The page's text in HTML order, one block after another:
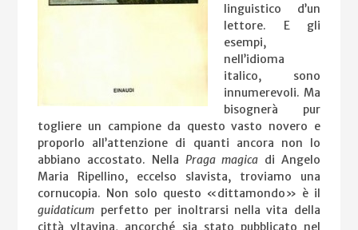
linguistico d’un
lettore. E gli
esempi,
nell’idioma
italico, sono
innumerevoli. Ma
bisognerà pur
togliere un campione da questo vasto novero e
proporlo all’attenzione di quanti ancora non lo
abbiano accostato. Nella Praga magica di Angelo
Maria Ripellino, eccelso slavista, troviamo una
cornucopia. Non solo questo «dittamondo» è il
guidaticum perfetto per inoltrarsi nella vita della
città vltavina, ancorché sia stato pubblicato nel